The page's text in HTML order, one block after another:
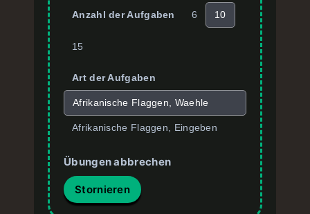
Anzahl der Aufgaben 6 10
15
Art der Aufgaben
Afrikanische Flaggen, Waehle
Afrikanische Flaggen, Eingeben
Übungen abbrechen
Stornieren